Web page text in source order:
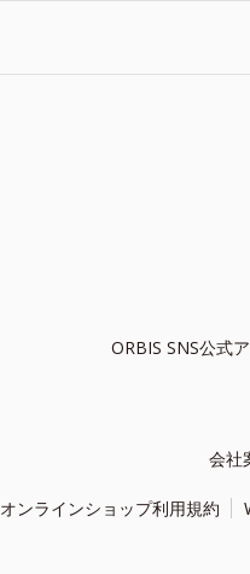
ORBIS SNS公式
会社
オンラインショップ利用規約